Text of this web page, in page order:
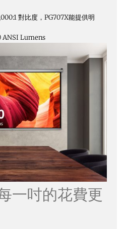
對比度，PG707X能提供明
ANSI Lumens
一吋的花費更